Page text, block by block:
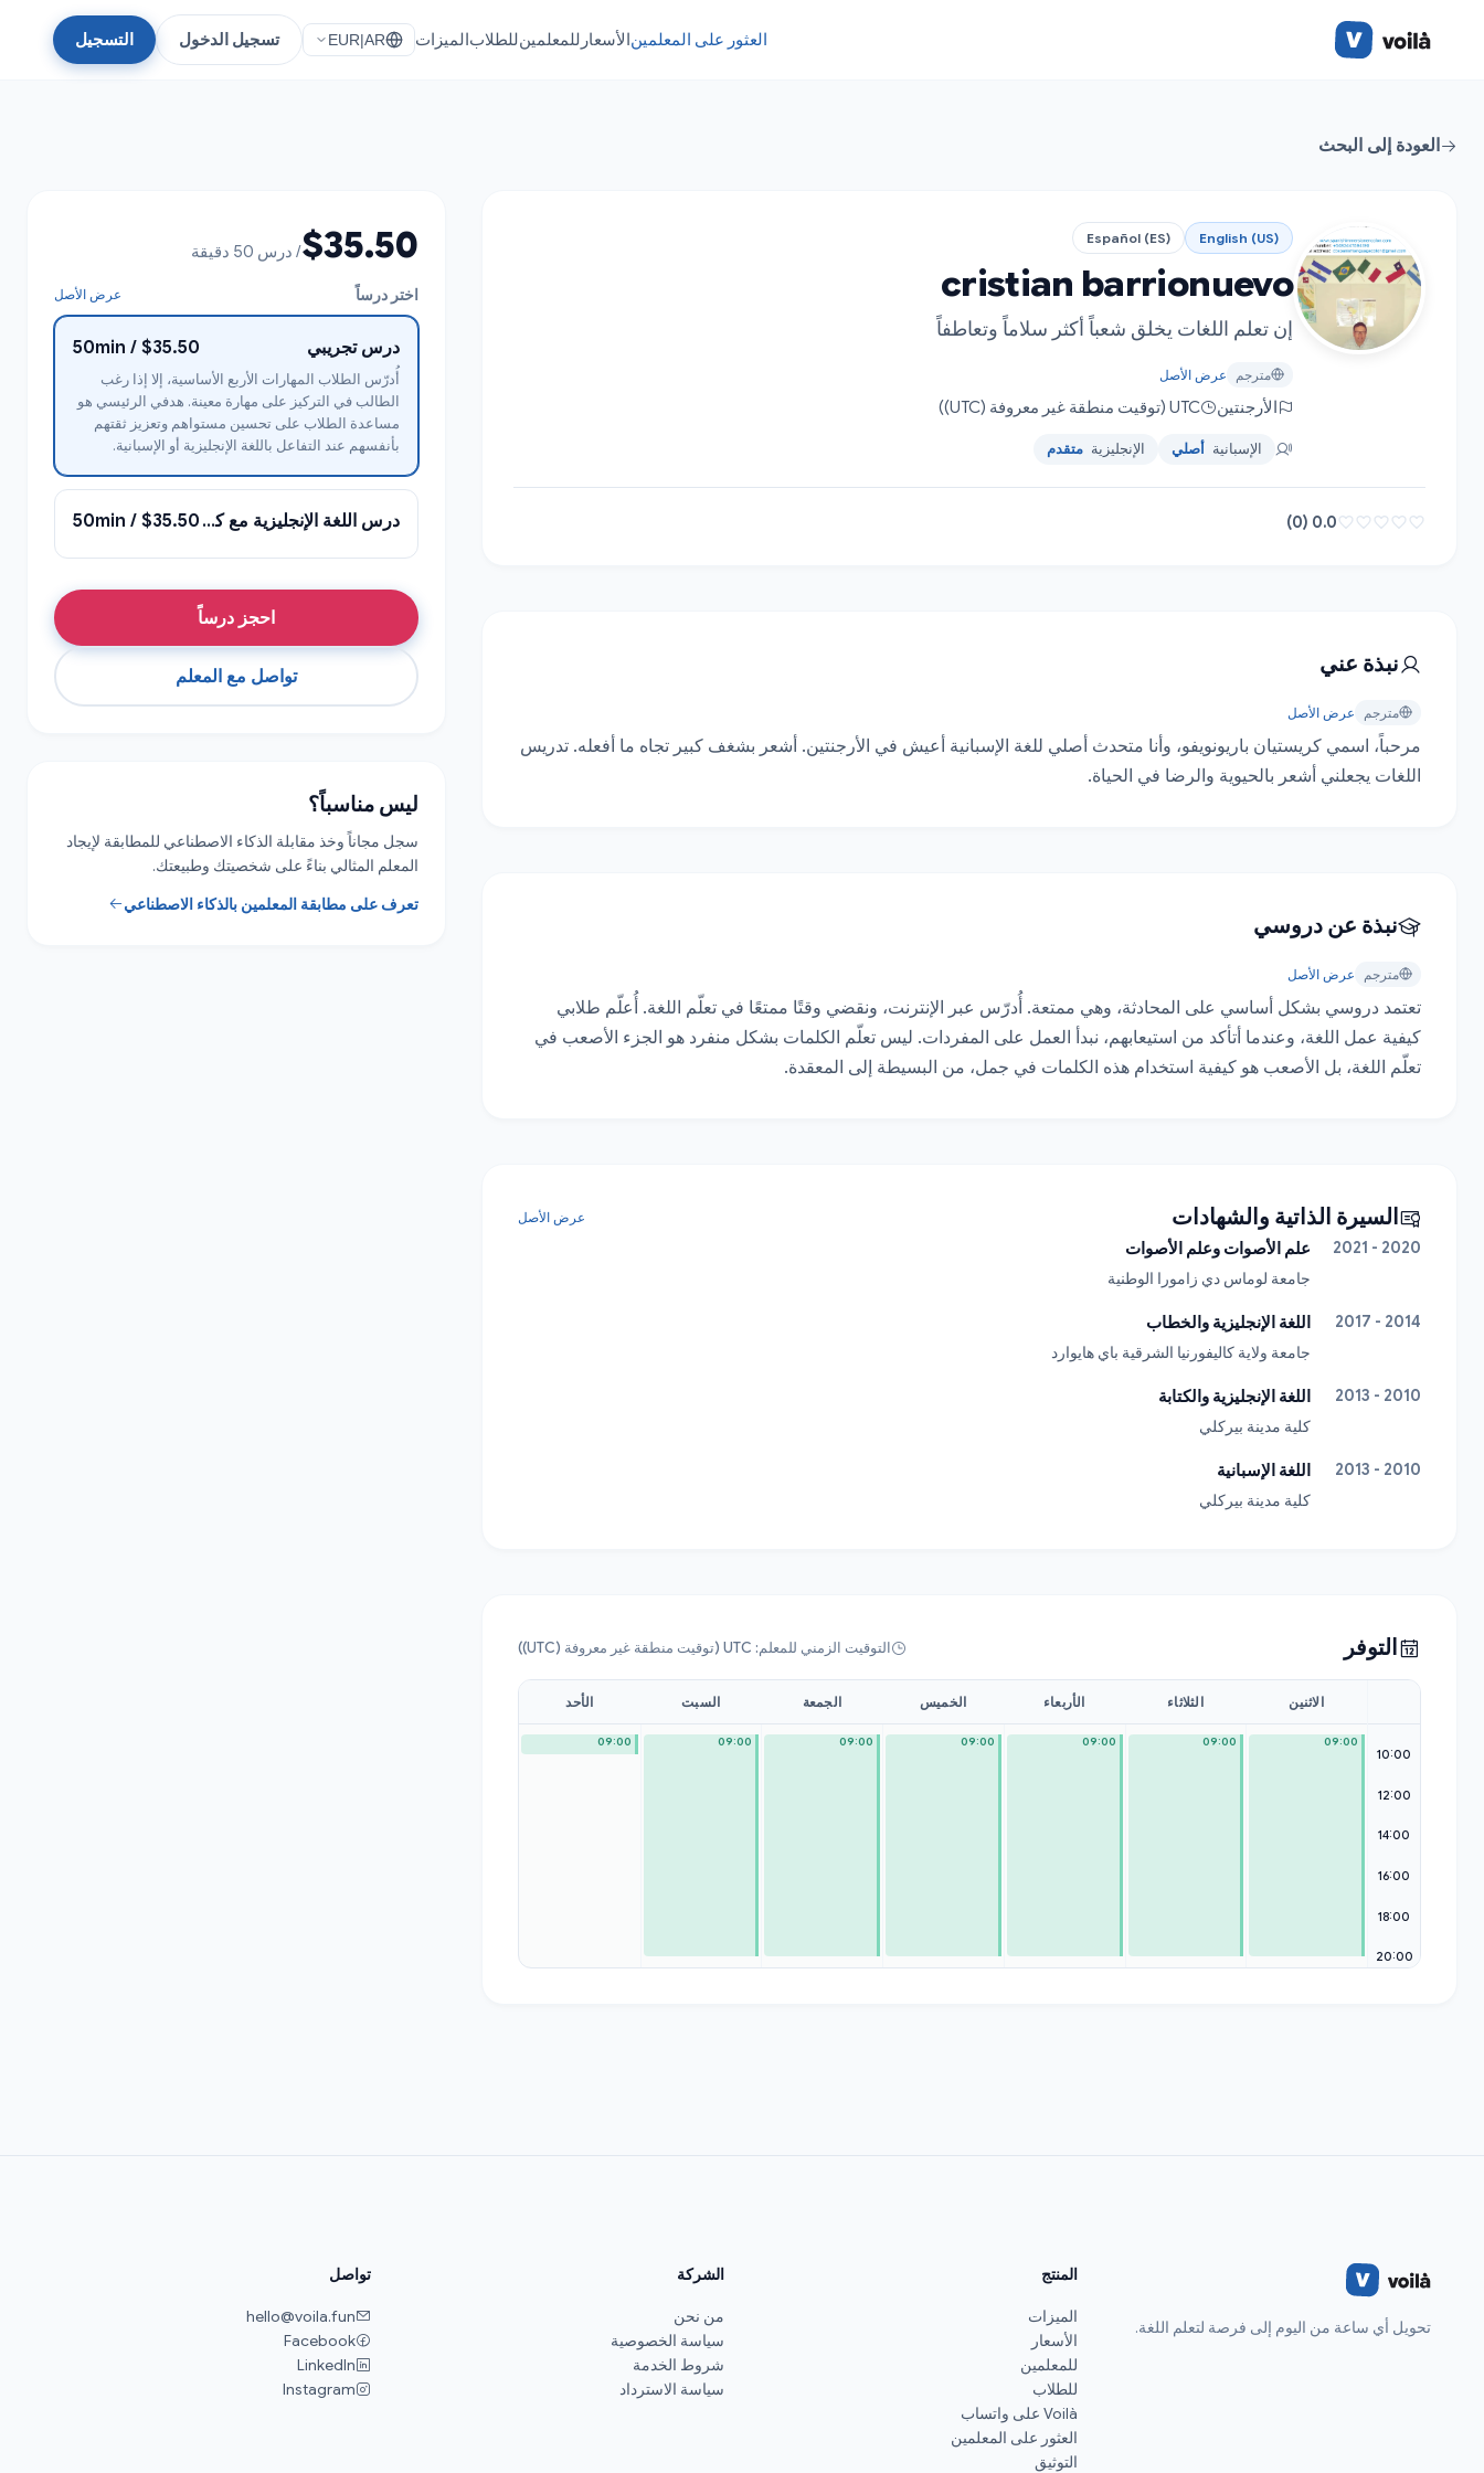
العثور على المعلمينالأسعار للمعلمينللطلابالميزات AR
|
EUR تسجيل الدخول التسجيل
العودة إلى البحث
English (US)
Español (ES)
cristian barrionuevo
إن تعلم اللغات يخلق شعباً أكثر سلاماً وتعاطفاً
مترجم عرض الأصل
الأرجنتين UTC (توقيت منطقة غير معروفة (UTC))
الإسبانية أصلي الإنجليزية متقدم
0.0 (0)
نبذة عني
مترجم عرض الأصل
اللغات يجعلني أشعر بالحيوية والرضا في الحياة.
نبذة عن دروسي
مترجم عرض الأصل
تعلّم اللغة، بل الأصعب هو كيفية استخدام هذه الكلمات في جمل، من البسيطة إلى المعقدة.
السيرة الذاتية والشهادات عرض الأصل
2020 - 2021
علم الأصوات وعلم الأصوات
جامعة لوماس دي زامورا الوطنية
2014 - 2017
اللغة الإنجليزية والخطاب
جامعة ولاية كاليفورنيا الشرقية باي هايوارد
2010 - 2013
اللغة الإنجليزية والكتابة
كلية مدينة بيركلي
2010 - 2013
اللغة الإسبانية
كلية مدينة بيركلي
التوفر التوقيت الزمني للمعلم: UTC (توقيت منطقة غير معروفة (UTC))
10:00
12:00
14:00
16:00
18:00
20:00
الاثنين
09:00
الثلاثاء
09:00
الأربعاء
09:00
الخميس
09:00
الجمعة
09:00
السبت
09:00
الأحد
09:00
$35.50/ درس 50 دقيقة
اختر درساً عرض الأصل
درس تجريبي $35.50 / 50min
أُدرّس الطلاب المهارات الأربع الأساسية، إلا إذا رغب
الطالب في التركيز على مهارة معينة. هدفي الرئيسي هو
مساعدة الطلاب على تحسين مستواهم وتعزيز ثقتهم
بأنفسهم عند التفاعل باللغة الإنجليزية أو الإسبانية.
درس اللغة الإنجليزية مع كريستيان $35.50 / 50min
احجز درساً
تواصل مع المعلم
ليس مناسباً؟
سجل مجاناً وخذ مقابلة الذكاء الاصطناعي للمطابقة لإيجاد
المعلم المثالي بناءً على شخصيتك وطبيعتك.
تعرف على مطابقة المعلمين بالذكاء الاصطناعي
تحويل أي ساعة من اليوم إلى فرصة لتعلم اللغة.
المنتج
الميزات
الأسعار
للمعلمين
للطلاب
Voilà على واتساب
العثور على المعلمين
التوثيق
الشركة
من نحن
سياسة الخصوصية
شروط الخدمة
سياسة الاسترداد
تواصل
hello@voila.fun
Facebook
LinkedIn
Instagram